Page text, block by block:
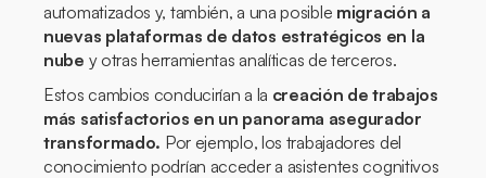
automatizados y, también, a una posible migración a
nuevas plataformas de datos estratégicos en la
nube y otras herramientas analíticas de terceros.
Estos cambios conducirían a la creación de trabajos
más satisfactorios en un panorama asegurador
transformado. Por ejemplo, los trabajadores del
conocimiento podrían acceder a asistentes cognitivos